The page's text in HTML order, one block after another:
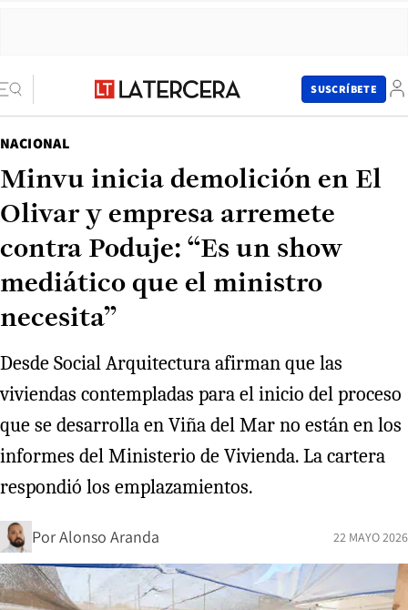
SUSCRÍBETE
NACIONAL
Minvu inicia demolición en El
Olivar y empresa arremete
contra Poduje: “Es un show
mediático que el ministro
necesita”
Desde Social Arquitectura afirman que las
viviendas contempladas para el inicio del proceso
que se desarrolla en Viña del Mar no están en los
informes del Ministerio de Vivienda. La cartera
respondió los emplazamientos.
PorAlonso Aranda 22 MAYO 2026